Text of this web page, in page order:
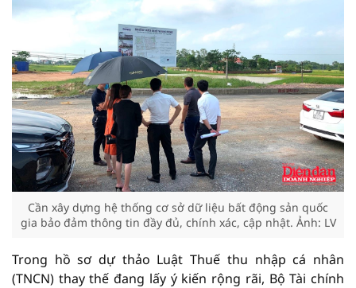
Cần xây dựng hệ thống cơ sở dữ liệu bất động sản quốc
gia bảo đảm thông tin đầy đủ, chính xác, cập nhật. Ảnh: LV
Trong hồ sơ dự thảo Luật Thuế thu nhập cá nhân
(TNCN) thay thế đang lấy ý kiến rộng rãi, Bộ Tài chính